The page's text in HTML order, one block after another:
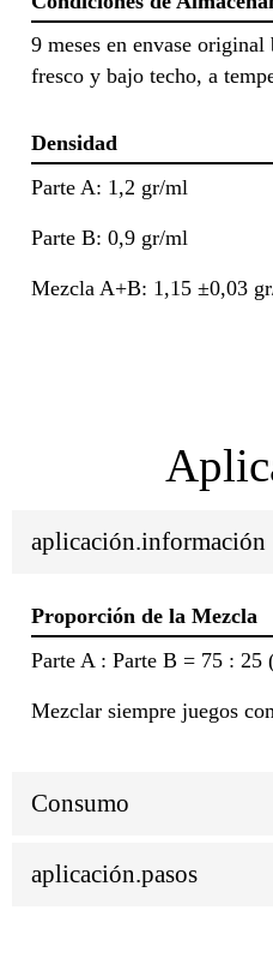
9 meses en envase
fresco y bajo techo, a
Densidad
Parte A: 1,2 gr/ml
Parte B: 0,9 gr/ml
Mezcla A+B: 1,15 ±0,03
aplicación.información
Proporción de la Mezcla
Parte A : Parte B = 75 : 25
Mezclar siempre juegos
Consumo
aplicación.pasos